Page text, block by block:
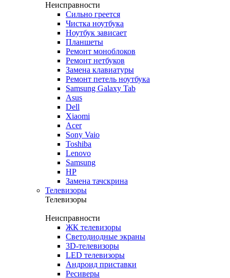
Неисправности
Сильно греется
Чистка ноутбука
Ноутбук зависает
Планшеты
Ремонт моноблоков
Ремонт нетбуков
Замена клавиатуры
Ремонт петель ноутбука
Samsung Galaxy Tab
Asus
Dell
Xiaomi
Acer
Sony Vaio
Toshiba
Lenovo
Samsung
HP
Замена тачскрина
Телевизоры
Телевизоры
Неисправности
ЖК телевизоры
Светодиодные экраны
3D-телевизоры
LED телевизоры
Андроид приставки
Ресиверы